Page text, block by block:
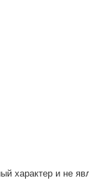
характер и не